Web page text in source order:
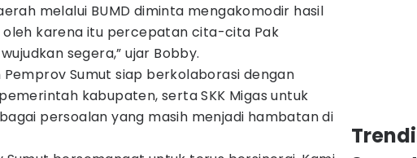
melalui BUMD diminta mengakomodir hasil
oleh karena itu percepatan cita-cita Pak
segera,” ujar Bobby.
Sumut siap berkolaborasi dengan
kabupaten, serta SKK Migas untuk
persoalan yang masih menjadi hambatan di